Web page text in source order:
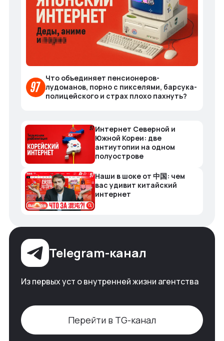
Что объединяет пенсионеров-
лудоманов, порно с пикселями, барсука-
полицейского и страх плохо пахнуть?
Интернет Северной и
Южной Кореи: две
антиутопии на одном
полуострове
Наши в шоке от 中国: чем
вас удивит китайский
интернет
Telegram-канал
Из первых уст о внутренней жизни агентства
Перейти в TG-канал